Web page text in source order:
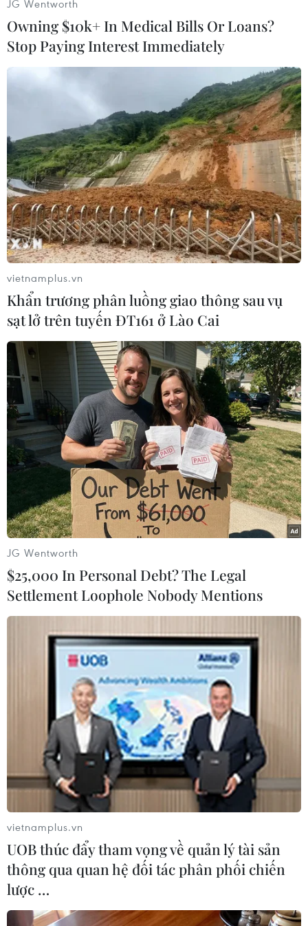
#An ninh #Syria
#Quân đội chính phủ Syria
#Quân nổi dậy
#Aleppo
#Hezbollah
#Giành lại khu vực chủ chốt
Syria
Theo dõi VietnamPlus
TIN LIÊN QUAN
Quân đội Syria đã kiểm soát một khu vực
trọng yếu của Aleppo
09/11/2016 01:27
Quân đội Syria tuyên bố đã giành được quyền kiểm
soát một quận chiến lược của thành phố Aleppo, đánh
dấu bước tiến quan trọng nhất ở thành phố bị chia cắt
bởi chính quyền Damascus.
JG Wentworth
Owning $10k+ In Medical Bills Or Loans?
Stop Paying Interest Immediately
vietnamplus.vn
Khẩn trương phân luồng giao thông sau vụ
sạt lở trên tuyến ĐT161 ở Lào Cai
JG Wentworth
$25,000 In Personal Debt? The Legal
Settlement Loophole Nobody Mentions
vietnamplus.vn
UOB thúc đẩy tham vọng về quản lý tài sản
thông qua quan hệ đối tác phân phối chiến
lược …